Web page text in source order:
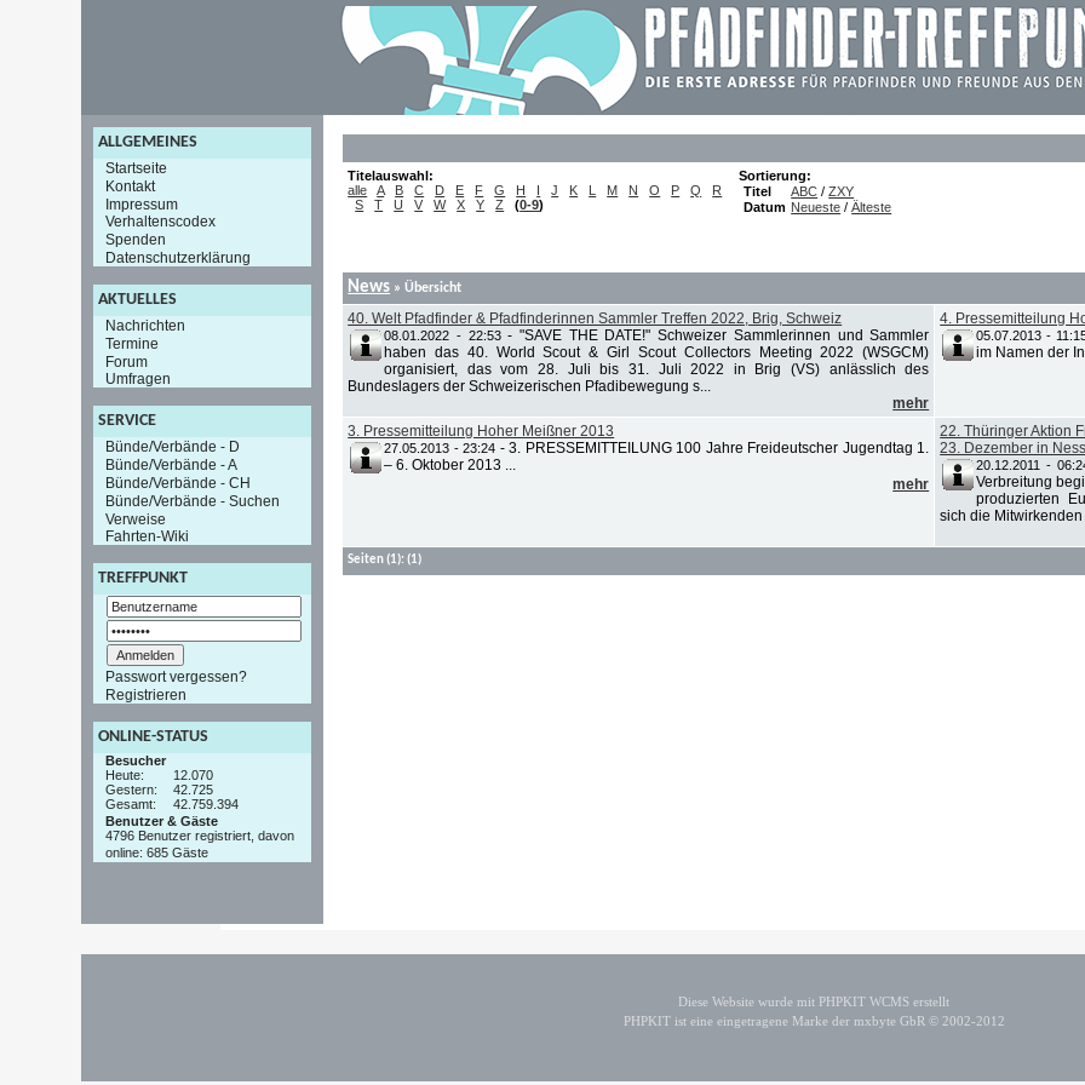
ALLGEMEINES
Startseite
Kontakt
Impressum
Verhaltenscodex
Spenden
Datenschutzerklärung
AKTUELLES
Nachrichten
Termine
Forum
Umfragen
SERVICE
Bünde/Verbände - D
Bünde/Verbände - A
Bünde/Verbände - CH
Bünde/Verbände - Suchen
Verweise
Fahrten-Wiki
TREFFPUNKT
Passwort vergessen?
Registrieren
ONLINE-STATUS
Besucher
Heute:
12.070
Gestern:
42.725
Gesamt:
42.759.394
Benutzer & Gäste
4796 Benutzer registriert, davon
online: 685 Gäste
Titelauswahl:
alle
A B C D E F G H I J K L M N O P Q
R
S
T U V W X Y Z (0-9)
Sortierung:
Titel
ABC /ZXY
Datum Neueste /Älteste
News » Übersicht
40. Welt Pfadfinder & Pfadfinderinnen Sammler Treffen 2022, Brig, Schweiz
08.01.2022 - 22:53-"SAVE THE DATE!" Schweizer Sammlerinnen und Sammler
haben das 40. World Scout & Girl Scout Collectors Meeting 2022 (WSGCM)
organisiert, das vom 28. Juli bis 31. Juli 2022 in Brig (VS) anlässlich des
Bundeslagers der Schweizerischen Pfadibewegung s...
mehr
4. Pressemitteilung
05.07.2013 -
im Namen der
3. Pressemitteilung Hoher Meißner 2013
27.05.2013 - 23:24 -3. PRESSEMITTEILUNG 100 Jahre Freideutscher Jugendtag 1.
– 6. Oktober 2013 ...
mehr
22. Thüringer Aktion
23. Dezember in
20.12.2011 -
Verbreitung
produzierten
sich die
Seiten(1):(1)
Diese Website wurde mit PHPKIT WCMS erstellt
PHPKIT ist eine eingetragene Marke der mxbyte GbR © 2002-2012